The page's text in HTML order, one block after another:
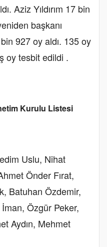
Aziz Yıldırım 17 bin
başkanı
927 oy aldı. 135 oy
oy tesbit edildi .
Kurulu Listesi
Uslu, Nihat
Önder Fırat,
Batuhan Özdemir,
Özgür Peker,
Aydın, Mehmet